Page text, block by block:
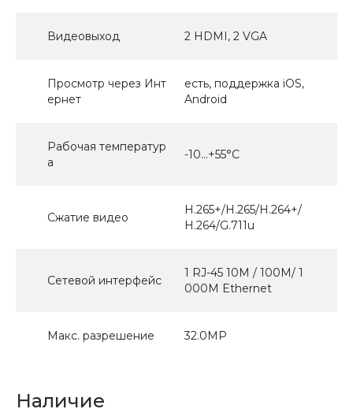
Видеовыход 2 HDMI, 2 VGA
Просмотр через Инт
ернет
есть, поддержка iOS,
Android
Рабочая температур
а
-10...+55°С
Сжатие видео
H.265+/H.265/H.264+/
H.264/G.711u
Сетевой интерфейс
1 RJ-45 10M / 100M/ 1
000M Ethernet
Макс. разрешение 32.0МР
Наличие